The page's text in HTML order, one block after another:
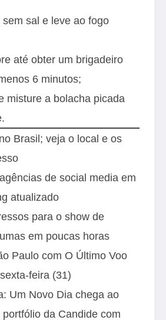
sal e leve ao fogo
até obter um brigadeiro
6 minutos;
misture a bolacha picada
Brasil; veja o local e os
de social media em
atualizado
para o show de
em poucas horas
Paulo com O Último Voo
feira (31)
Um Novo Dia chega ao
da Candide com